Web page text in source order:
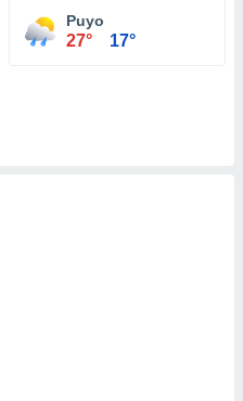
Puyo
27° 17°